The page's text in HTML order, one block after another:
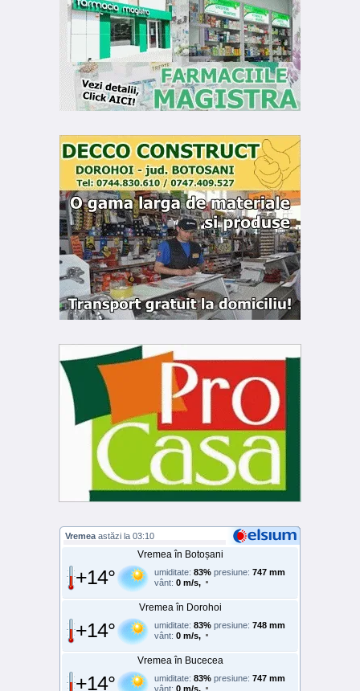
Vremea astăzi la 03:10
Vremea în Botoșani
+14° umiditate: 83% presiune: 747 mm
vânt: 0 m/s,
Vremea în Dorohoi
+14° umiditate: 83% presiune: 748 mm
vânt: 0 m/s,
Vremea în Bucecea
+14° umiditate: 83% presiune: 747 mm
vânt: 0 m/s,